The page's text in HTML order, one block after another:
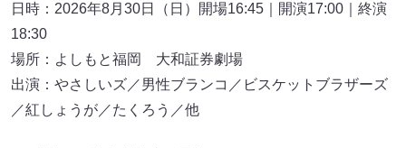
⽇時：2026年8⽉30⽇（⽇）開場16:45｜開演17:00｜終演
18:30
場所：よしもと福岡 大和証券劇場
出演：やさしいズ／男性ブランコ／ビスケットブラザーズ
／紅しょうが／たくろう／他